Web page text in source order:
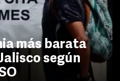
más barata
según